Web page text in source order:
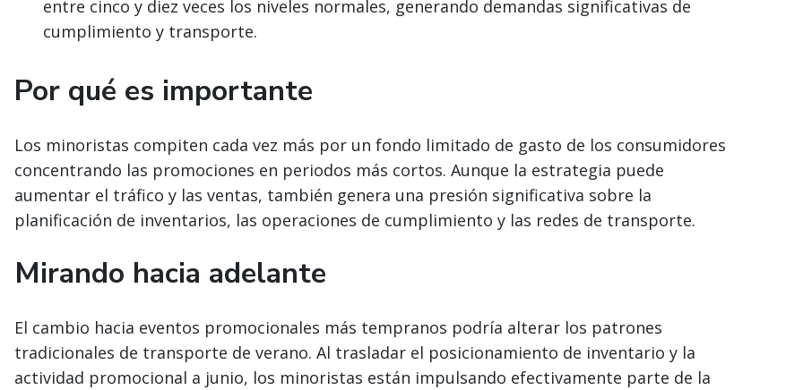
entre cinco y diez veces los niveles normales, generando demandas significativas de
cumplimiento y transporte.
Por qué es importante
Los minoristas compiten cada vez más por un fondo limitado de gasto de los consumidores
concentrando las promociones en periodos más cortos. Aunque la estrategia puede
aumentar el tráfico y las ventas, también genera una presión significativa sobre la
planificación de inventarios, las operaciones de cumplimiento y las redes de transporte.
Mirando hacia adelante
El cambio hacia eventos promocionales más tempranos podría alterar los patrones
tradicionales de transporte de verano. Al trasladar el posicionamiento de inventario y la
actividad promocional a junio, los minoristas están impulsando efectivamente parte de la